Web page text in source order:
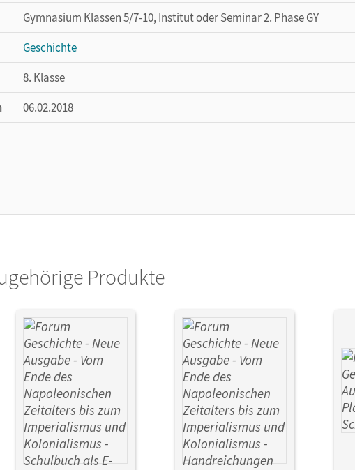
Gymnasium Klassen 5/7-10, Institut oder Seminar 2. Phase GY
Geschichte
8. Klasse
06.02.2018
Produkte